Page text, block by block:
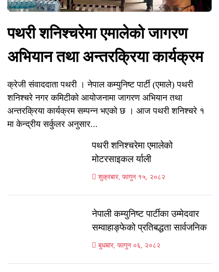
पथरी शनिश्चरेमा एमालेको जागरण
अभियान तथा अन्तरक्रिया कार्यक्रम
क्रेजी संवाददाता पथरी । नेपाल कम्युनिष्ट पार्टी (एमाले) पथरी
शनिश्चरे नगर कमिटीको आयोजनामा जागरण अभियान तथा
अन्तरक्रिया कार्यक्रम सम्पन्न भएको छ । आज पथरी शनिश्चरे १
मा केन्द्रीय सर्कुलर अनुसार...
पथरी शनिश्चरेमा एमालेको
मोटरसाइकल र्याली
शुक्रबार, फागुन १५, २०८२
नेपाली कम्युनिष्ट पार्टीका उम्मेदवार
सम्वाहाङ्फेको प्रतिबद्धता सार्वजनिक
बुधबार, फागुन ०६, २०८२